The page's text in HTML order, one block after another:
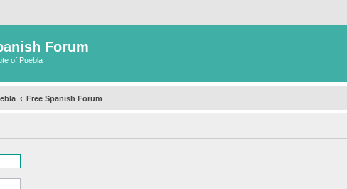
Forum
of Puebla
Free Spanish Forum